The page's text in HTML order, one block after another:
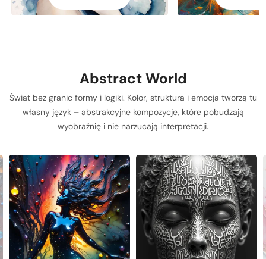
Abstract World
Świat bez granic formy i logiki. Kolor, struktura i emocja tworzą tu
własny język – abstrakcyjne kompozycje, które pobudzają
wyobraźnię i nie narzucają interpretacji.